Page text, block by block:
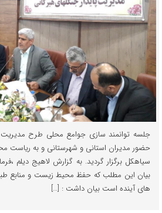
جلسه توانمند سازی جوامع محلی طرح مدیریت
حضور مدیران استانی و شهرستانی و به ریاست
سیاهکل برگزار گردید. به گزارش لاهیج دیلم
بیان این مطلب که حفظ محیط زیست و منابع
های آینده است بیان داشت : […]